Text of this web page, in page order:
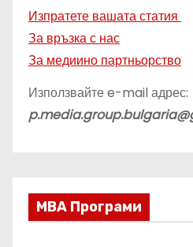
Изпратете вашата статия
За връзка с нас
За медиино партньорство
Използвайте e-mail адрес:
МВА Програми